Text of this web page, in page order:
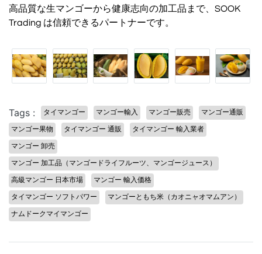
高品質な生マンゴーから健康志向の加工品まで、SOOK
Trading は信頼できるパートナーです。
Tags : タイマンゴー マンゴー輸入 マンゴー販売 マンゴー通販
マンゴー果物 タイマンゴー 通販 タイマンゴー 輸入業者
マンゴー 卸売
マンゴー 加工品（マンゴードライフルーツ、マンゴージュース）
高級マンゴー 日本市場 マンゴー 輸入価格
タイマンゴー ソフトパワー マンゴーともち米（カオニャオマムアン）
ナムドークマイマンゴー